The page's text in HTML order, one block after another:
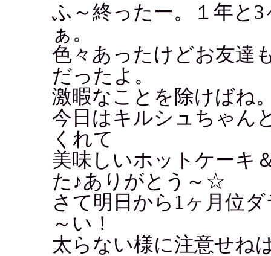
ふ～終ったー。１年と
ぁ。
色々あったけどお友達
だったよ。
激暇なことを除けばね
今日はキルシュちゃん
くれて
美味しいホットケーキ
た♪ありがとう～☆
さて明日から1ヶ月位
～い！
太らない様に注意せね